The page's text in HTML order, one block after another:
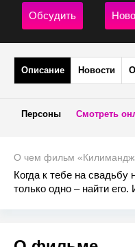
Обсудить
Описание Новости
Персоны Смотреть
О чем фильм
Когда к тебе на свадьбу
только одно – найти
дружная и не совсем